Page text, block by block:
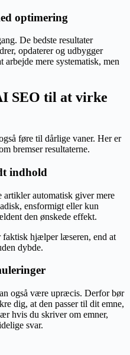
optimering
De bedste resultater
opdaterer og udbygger
mere systematisk, men
SEO til at virke
føre til dårlige vaner. Her er
bremser resultaterne.
indhold
artikler automatisk giver mere
ensformigt eller kun
den ønskede effekt.
faktisk hjælper læseren, end at
dybde.
også være upræcis. Derfor bør
dig, at den passer til dit emne,
hvis du skriver om emner,
svar.